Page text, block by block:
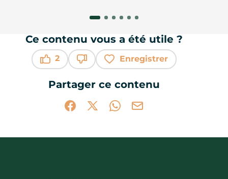
Ce contenu vous a été utile ?
2
Enregistrer
Partager ce contenu
Partager sur Facebook (nouvelle
Partager sur X / Twitter (nouvelle
Partager sur WhatsApp
Partager par mail